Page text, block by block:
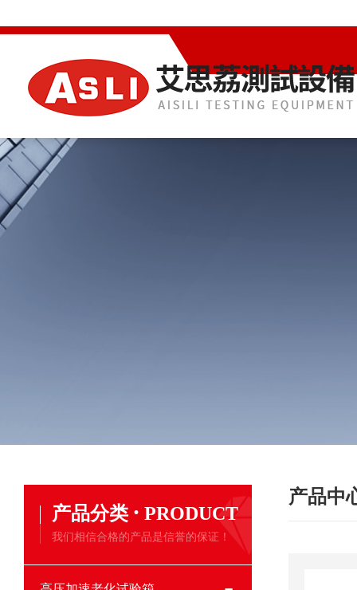
产品分类 · PRODUCT
我们相信合格的产品是信誉的保证！
产品中